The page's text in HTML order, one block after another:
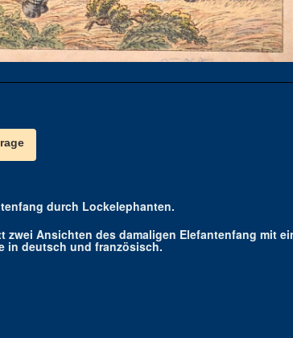
durch Lockelephanten.
zwei Ansichten des damaligen Elefantenfang mit
in deutsch und französisch.